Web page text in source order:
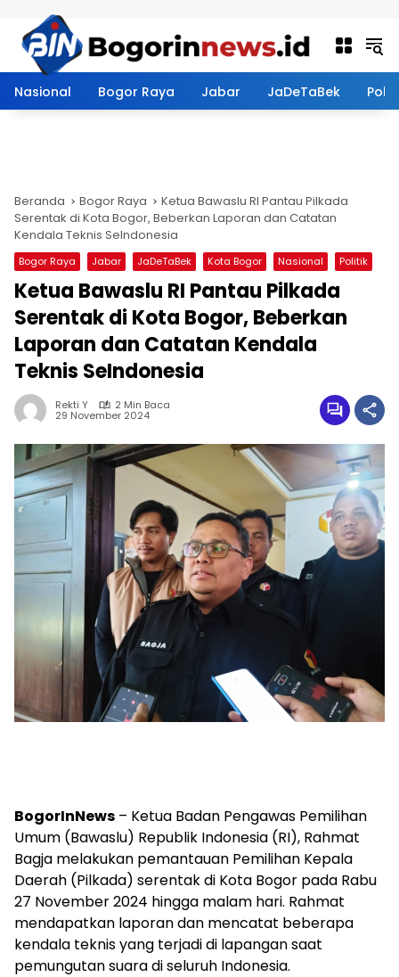
Nasional Bogor Raya Jabar JaDeTaBek
Beranda Bogor Raya
Ketua Bawaslu RI Pantau Pilkada
Serentak di Kota Bogor, Beberkan Laporan dan Catatan
Kendala Teknis SeIndonesia
Bogor Raya Jabar JaDeTaBek Kota Bogor Nasional Politik
Ketua Bawaslu RI Pantau Pilkada
Serentak di Kota Bogor, Beberkan
Laporan dan Catatan Kendala
Teknis SeIndonesia
Rekti Y 2 Min Baca
29 November 2024
BogorInNews – Ketua Badan Pengawas Pemilihan
Umum (Bawaslu) Republik Indonesia (RI), Rahmat
Bagja melakukan pemantauan Pemilihan Kepala
Daerah (Pilkada) serentak di Kota Bogor pada Rabu
27 November 2024 hingga malam hari. Rahmat
mendapatkan laporan dan mencatat beberapa
kendala teknis yang terjadi di lapangan saat
pemungutan suara di seluruh Indonesia.